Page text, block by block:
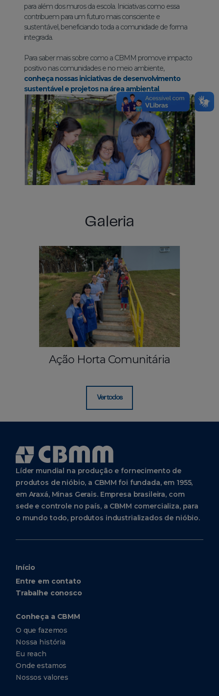
para além dos muros da escola. Iniciativas como essa
contribuem para um futuro mais consciente e
sustentável, beneficiando toda a comunidade de forma
integrada.
Para saber mais sobre como a CBMM promove impacto
positivo nas comunidades e no meio ambiente,
conheça nossas iniciativas de desenvolvimento
sustentável e projetos na área ambiental.
Galeria
Ação Horta Comunitária
Ver todos
Líder mundial na produção e fornecimento de
produtos de nióbio, a CBMM foi fundada, em 1955,
em Araxá, Minas Gerais. Empresa brasileira, com
sede e controle no país, a CBMM comercializa, para
o mundo todo, produtos industrializados de nióbio.
Início
Entre em contato
Trabalhe conosco
Conheça a CBMM
O que fazemos
Nossa história
Eu reach
Onde estamos
Nossos valores